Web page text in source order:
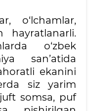
o‘lchamlar,
hayratlanarli.
o‘zbek
san’atida
ekanini
siz yarim
somsa, puf